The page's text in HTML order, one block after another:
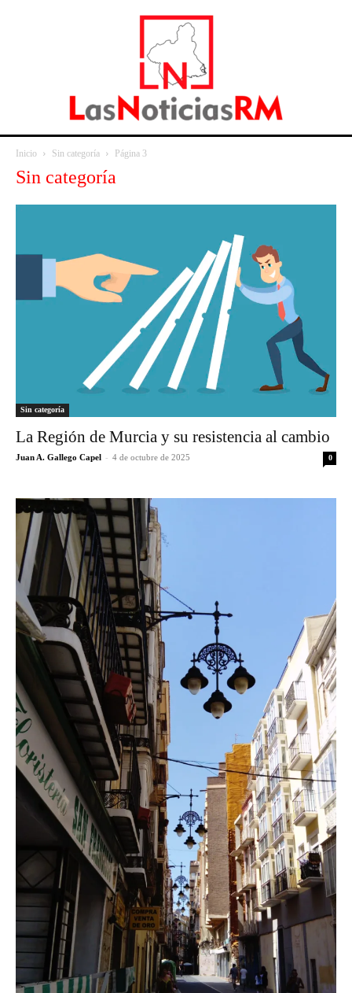
Inicio Sin categoría Página 3
Sin categoría
Sin categoría
La Región de Murcia y su resistencia al cambio
Juan A. Gallego Capel - 4 de octubre de 2025 0